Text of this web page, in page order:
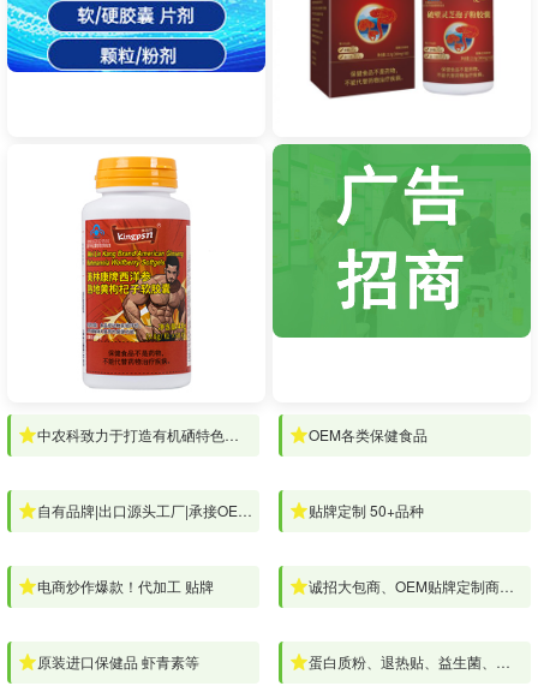
中农科致力于打造有机硒特色品牌 OEM各类保健食品
自有品牌|出口源头工厂|承接OEM代加工 贴牌定制 50+品种
电商炒作爆款！代加工 贴牌 诚招大包商、OEM贴牌定制商、品牌经销商、代理商
原装进口保健品 虾青素等 蛋白质粉、退热贴、益生菌、钙镁咀嚼片